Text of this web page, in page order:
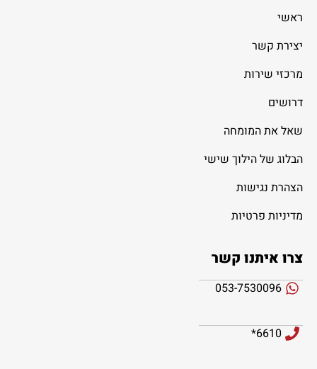
ראשי
יצירת קשר
מרכזי שירות
דרושים
שאל את המומחה
הבלוג של הילוך שישי
הצהרת נגישות
מדיניות פרטיות
צרו איתנו קשר
053-7530096
6610*